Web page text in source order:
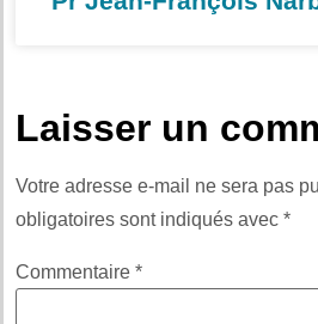
Laisser un
Votre adresse e-mail ne sera pas
obligatoires sont indiqués avec *
Commentaire *